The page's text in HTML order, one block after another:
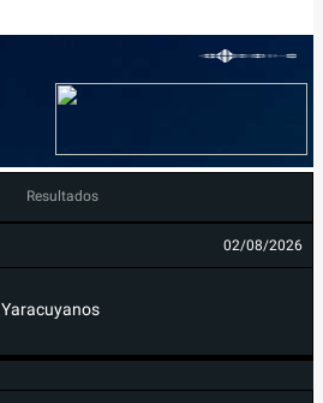
Resultados
02/08/2026
Yaracuyanos